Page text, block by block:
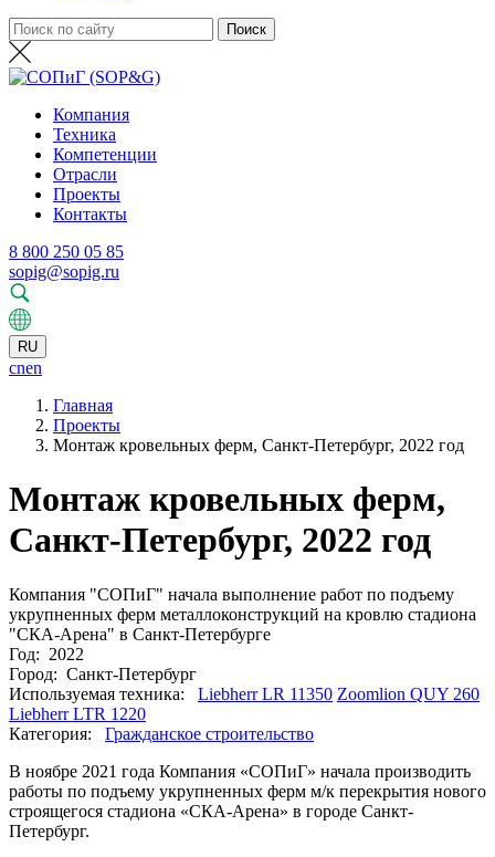
Компания
Техника
Компетенции
Отрасли
Проекты
Контакты
8 800 250 05 85
sopig@sopig.ru
RU
cnen
Главная
Проекты
Монтаж кровельных ферм, Санкт-Петербург, 2022 год
Монтаж кровельных ферм,
Санкт-Петербург, 2022 год
Компания "СОПиГ" начала выполнение работ по подъему
укрупненных ферм металлоконструкций на кровлю стадиона
"СКА-Арена" в Санкт-Петербурге
Год: 2022
Город: Санкт-Петербург
Используемая техника: Liebherr LR 11350 Zoomlion QUY 260
Liebherr LTR 1220
Категория: Гражданское строительство
В ноябре 2021 года Компания «СОПиГ» начала производить
работы по подъему укрупненных ферм м/к перекрытия нового
строящегося стадиона «СКА-Арена» в городе Санкт-
Петербург.